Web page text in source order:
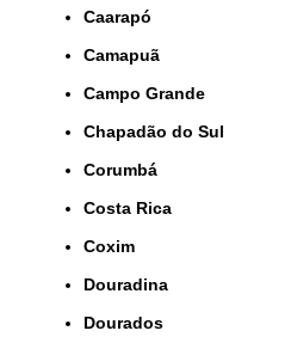
Caarapó
Camapuã
Campo Grande
Chapadão do Sul
Corumbá
Costa Rica
Coxim
Douradina
Dourados